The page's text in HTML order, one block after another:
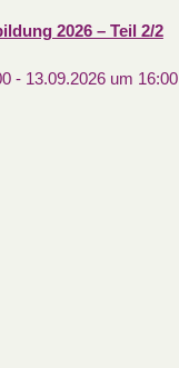
2026 – Teil 2/2
- 13.09.2026 um 16:00